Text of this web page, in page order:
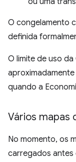
O congelamento
definida
O limite de uso
quando a
Vários mapas
No momento, os
carregados antes